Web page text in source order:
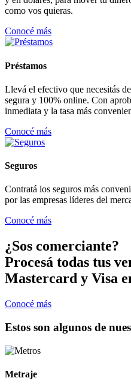
como vos quieras.
Conocé más
Préstamos
Llevá el efectivo que necesitás
segura y 100% online. Con
inmediata y la tasa más
Conocé más
Seguros
Contratá los seguros más
por las empresas líderes del
Conocé más
¿Sos comerciante?
Procesá todas tus
Mastercard y Visa
Conocé más
Estos son algunos de
Metraje